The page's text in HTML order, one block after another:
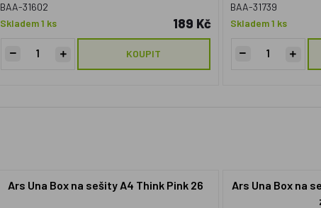
BAA-31602
Skladem 1 ks
189 Kč
KOUPIT
BAA-31739
Skladem 1 ks
Ars Una Box na sešity A4 Think Pink 26
Ars Una Box na